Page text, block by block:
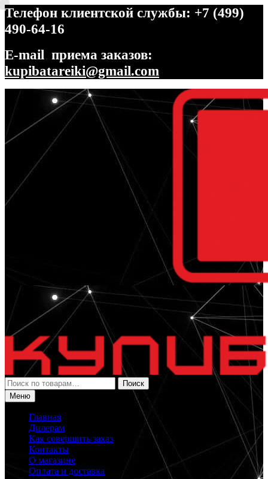
Телефон клиентской службы: +7 (499)
490-64-16
E-mail приема заказов:
kupibatareiki@gmail.com
Перейти
навигации
Перейти
содержимому
Искать:
Поиск
Меню
Главная
Дилерам
Как совершить заказ
Контакты
О магазине
Оплата и доставка